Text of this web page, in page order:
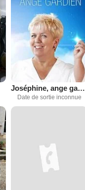
Joséphine, ange gardien
Date de sortie inconnue